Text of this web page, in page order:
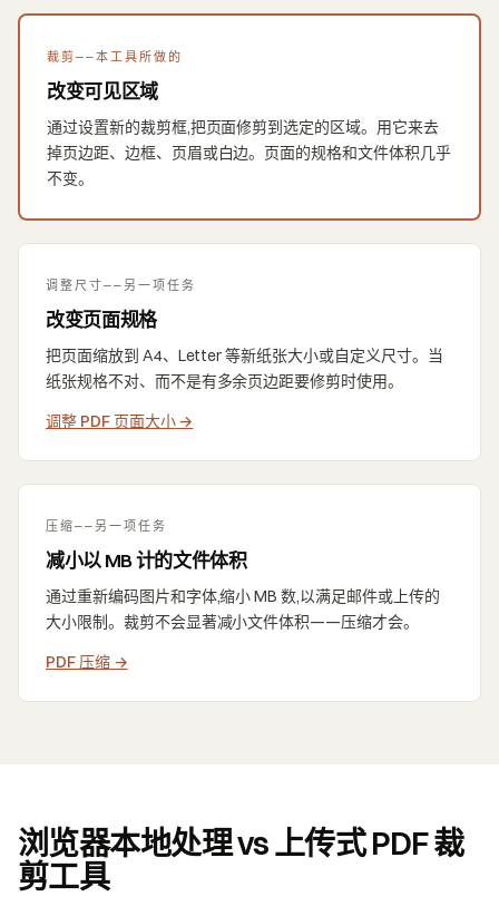
裁剪——本工具所做的
改变可见区域
通过设置新的裁剪框,把页面修剪到选定的区域。用它来去
掉页边距、边框、页眉或白边。页面的规格和文件体积几乎
不变。
调整尺寸——另一项任务
改变页面规格
把页面缩放到 A4、Letter 等新纸张大小或自定义尺寸。当
纸张规格不对、而不是有多余页边距要修剪时使用。
调整 PDF 页面大小→
压缩——另一项任务
减小以 MB 计的文件体积
通过重新编码图片和字体,缩小 MB 数,以满足邮件或上传的
大小限制。裁剪不会显著减小文件体积——压缩才会。
PDF 压缩→
浏览器本地处理 vs 上传式 PDF 裁
剪工具